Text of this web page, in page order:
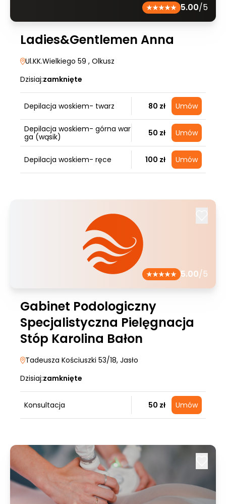
5.00/5
Ladies&Gentlemen Anna
Ul.KK.Wielkiego 59 , Olkusz
Dzisiaj:zamknięte
Depilacja woskiem- twarz 80 zł Umów
Depilacja woskiem- górna war
ga (wąsik)
50 zł Umów
Depilacja woskiem- ręce 100 zł Umów
5.00/5
Gabinet Podologiczny
Specjalistyczna Pielęgnacja
Stóp Karolina Bałon
Tadeusza Kościuszki 53/18, Jasło
Dzisiaj:zamknięte
Konsultacja 50 zł Umów